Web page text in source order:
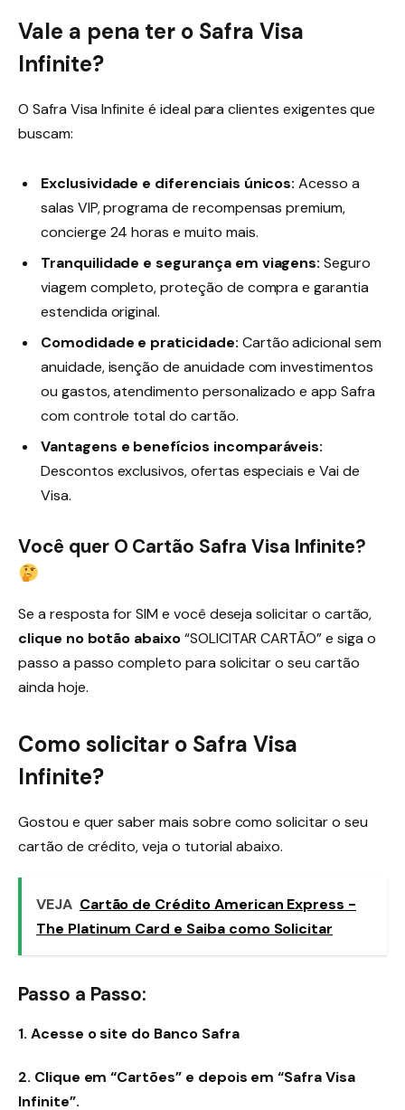
Vale a pena ter o Safra Visa
Infinite?
O Safra Visa Infinite é ideal para clientes exigentes que
buscam:
Exclusividade e diferenciais únicos: Acesso a
salas VIP, programa de recompensas premium,
concierge 24 horas e muito mais.
Tranquilidade e segurança em viagens: Seguro
viagem completo, proteção de compra e garantia
estendida original.
Comodidade e praticidade: Cartão adicional sem
anuidade, isenção de anuidade com investimentos
ou gastos, atendimento personalizado e app Safra
com controle total do cartão.
Vantagens e benefícios incomparáveis:
Descontos exclusivos, ofertas especiais e Vai de
Visa.
Você quer O Cartão Safra Visa Infinite?
Se a resposta for SIM e você deseja solicitar o cartão,
clique no botão abaixo“SOLICITAR CARTÃO” e siga o
passo a passo completo para solicitar o seu cartão
ainda hoje.
Como solicitar o Safra Visa
Infinite?
Gostou e quer saber mais sobre como solicitar o seu
cartão de crédito, veja o tutorial abaixo.
VEJA Cartão de Crédito American Express -
The Platinum Card e Saiba como Solicitar
Passo a Passo:
1. Acesse o site do Banco Safra
2. Clique em “Cartões” e depois em “Safra Visa
Infinite”.